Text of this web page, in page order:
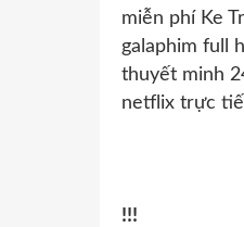
miễn phí Ke
galaphim full
thuyết minh
netflix trực